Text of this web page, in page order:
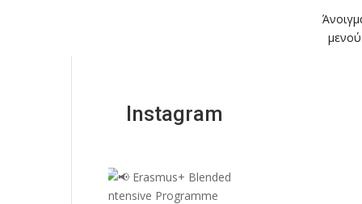
μενού
Instagram